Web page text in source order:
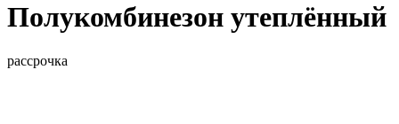
Полукомбинезон утеплённый
рассрочка